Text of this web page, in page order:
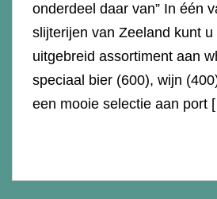
onderdeel daar van” In één
slijterijen van Zeeland kunt
uitgebreid assortiment aan
speciaal bier (600), wijn
een mooie selectie aan port